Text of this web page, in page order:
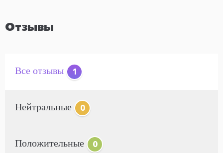
Отзывы
Все отзывы 1
Нейтральные 0
Положительные 0